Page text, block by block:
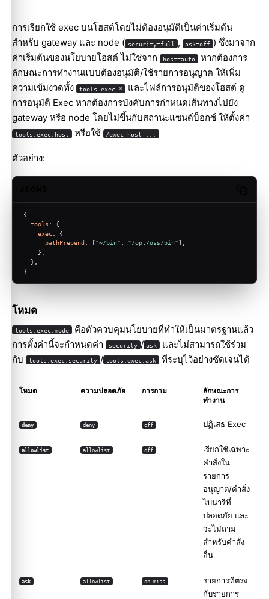
การเรียกใช้ exec บนโฮสต์โดยไม่ต้องอนุมัติเป็นค่าเริ่มต้น
สำหรับ gateway และ node ( security=full , ask=off ) ซึ่งมาจาก
ค่าเริ่มต้นของนโยบายโฮสต์ ไม่ใช่จาก
host=auto หากต้องการ
ลักษณะการทำงานแบบต้องอนุมัติ/ใช้รายการอนุญาต ให้เพิ่ม
ความเข้มงวดทั้ง
tools.exec.* และไฟล์การอนุมัติของโฮสต์ ดู
การอนุมัติ Exec หากต้องการบังคับการกำหนดเส้นทางไปยัง
gateway หรือ node โดยไม่ขึ้นกับสถานะแซนด์บ็อกซ์ ให้ตั้งค่า
tools.exec.host หรือใช้ /exec host=...
ตัวอย่าง:
{
tools : {
exec: {
pathPrepend : ["~/bin" "/opt/oss/bin"],
    },
  },
}
โหมด
tools.exec.mode คือตัวควบคุมนโยบายที่ทำให้เป็นมาตรฐานแล้ว
การตั้งค่านี้จะกำหนดค่า
security / ask
และไม่สามารถใช้ร่วม
กับ
tools.exec.security / tools.exec.ask ที่ระบุไว้อย่างชัดเจนได้
โหมด ความปลอดภัย การถาม
ลักษณะการ
ทำงาน
deny deny off ปฏิเสธ Exec
allowlist allowlist off
เรียกใช้เฉพาะ
คำสั่งใน
รายการ
อนุญาต/คำสั่ง
ไบนารีที่
ปลอดภัย และ
จะไม่ถาม
สำหรับคำสั่ง
อื่น
ask allowlist on-miss
รายการที่ตรง
กับรายการ